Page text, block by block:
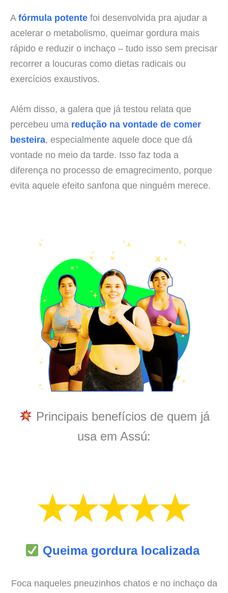
Afórmula potente foi desenvolvida pra ajudar a
acelerar o metabolismo, queimar gordura mais
rápido e reduzir o inchaço – tudo isso sem precisar
recorrer a loucuras como dietas radicais ou
exercícios exaustivos.
Além disso, a galera que já testou relata que
percebeu uma redução na vontade de comer
besteira, especialmente aquele doce que dá
vontade no meio da tarde. Isso faz toda a
diferença no processo de emagrecimento, porque
evita aquele efeito sanfona que ninguém merece.
Principais benefícios de quem já
usa em Assú:
Queima gordura localizada
Foca naqueles pneuzinhos chatos e no inchaço da